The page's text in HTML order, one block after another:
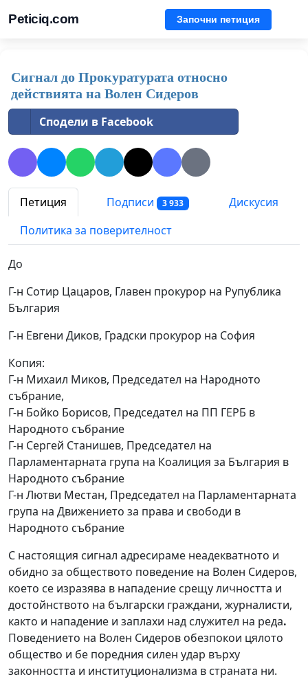
Peticiq.com Започни петиция
Сигнал до Прокуратурата относно
действията на Волен Сидеров
Сподели в Facebook
Петиция Подписи 3 933
Дискусия
Политика за поверителност
До
Г-н Сотир Цацаров, Главен прокурор на Рупублика
България
Г-н Евгени Диков, Градски прокурор на София
Копия:
Г-н Михаил Миков, Председател на Народното
събрание,
Г-н Бойко Борисов, Председател на ПП ГЕРБ в
Народното събрание
Г-н Сергей Станишев, Председател на
Парламентарната група на Коалиция за България в
Народното събрание
Г-н Лютви Местан, Председател на Парламентарната
група на Движението за права и свободи в
Народното събрание
С настоящия сигнал адресираме неадекватното и
обидно за обществото поведение на Волен Сидеров,
което се изразява в нападение срещу личността и
достойнството на български граждани, журналисти,
както и нападение и заплахи над служител на реда.
Поведението на Волен Сидеров обезпокои цялото
общество и бе поредния силен удар върху
законността и институционализма в страната ни.